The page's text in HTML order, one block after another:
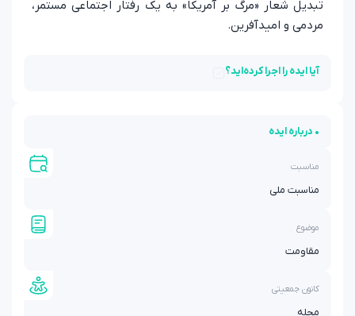
• درباره ایده
مناسبت
مناسبت ملی
موضوع
مقاومت
کانون جمعیتی
محله
تبدیل شعار «مرگ بر آمریکا» به یک رفتار اجتماعی مستمر،
مردمی و امیدآفرین.
آیا ایده را اجرا کرده‌اید؟